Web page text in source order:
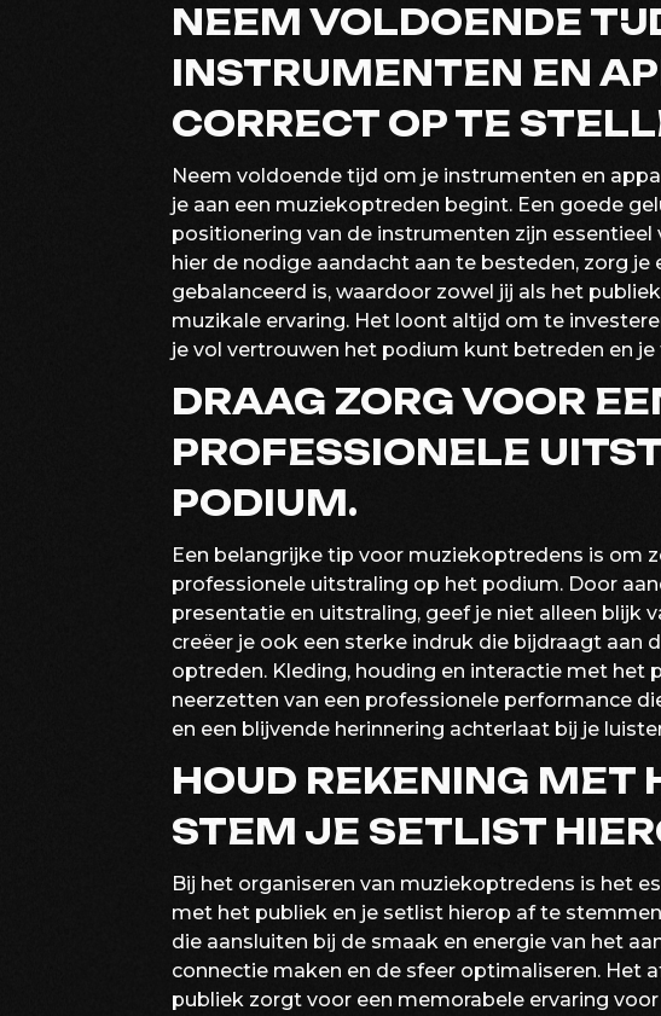
NEEM VOLDOENDE
INSTRUMENTEN EN
CORRECT OP TE
Neem voldoende tijd om je instrumenten en
je aan een muziekoptreden begint. Een goede
positionering van de instrumenten zijn
hier de nodige aandacht aan te besteden, zorg
gebalanceerd is, waardoor zowel jij als het
muzikale ervaring. Het loont altijd om te
je vol vertrouwen het podium kunt betreden en
DRAAG ZORG VOOR
PROFESSIONELE
PODIUM.
Een belangrijke tip voor muziekoptredens is om
professionele uitstraling op het podium. Door
presentatie en uitstraling, geef je niet alleen blijk
creëer je ook een sterke indruk die bijdraagt aan
optreden. Kleding, houding en interactie met het
neerzetten van een professionele performance
en een blijvende herinnering achterlaat bij je
HOUD REKENING MET
STEM JE SETLIST
Bij het organiseren van muziekoptredens is het
met het publiek en je setlist hierop af te
die aansluiten bij de smaak en energie van het
connectie maken en de sfeer optimaliseren. Het
publiek zorgt voor een memorabele ervaring